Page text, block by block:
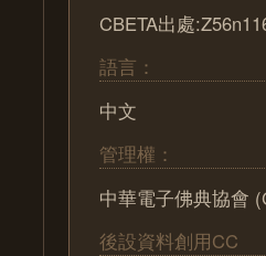
CBETA出處
語言：
中文
管理權：
中華電子佛典協會
後設資料創用CC